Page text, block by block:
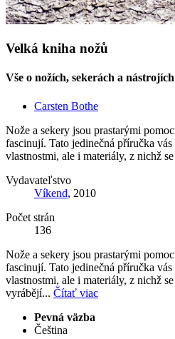
Velká kniha nožů
Vše o nožích, sekerách a nástrojích
Carsten Bothe
Nože a sekery jsou prastarými
fascinují. Tato jedinečná příručka
vlastnostmi, ale i materiály, z nichž
Vydavateľstvo
Víkend, 2010
Počet strán
136
Nože a sekery jsou prastarými
fascinují. Tato jedinečná příručka
vlastnostmi, ale i materiály, z nichž
vyrábějí... Čítať viac
Pevná väzba
Čeština